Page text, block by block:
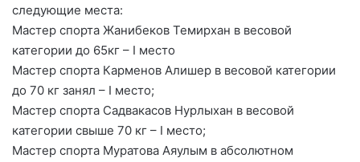
следующие места:
Мастер спорта Жанибеков Темирхан в весовой
категории до 65кг – І место
Мастер спорта Карменов Алишер в весовой категории
до 70 кг занял – І место;
Мастер спорта Садвакасов Нурлыхан в весовой
категории свыше 70 кг – І место;
Мастер спорта Муратова Аяулым в абсолютном